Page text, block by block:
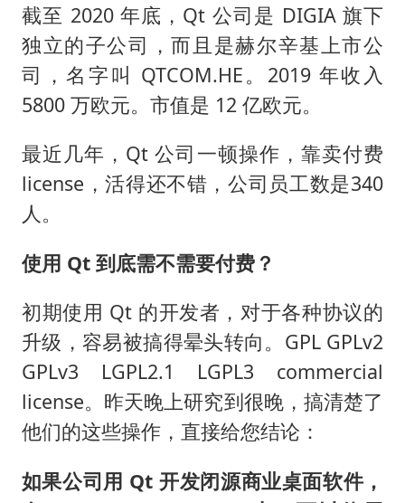
截至 2020 年底，Qt 公司是 DIGIA 旗下
独立的子公司，而且是赫尔辛基上市公
司，名字叫 QTCOM.HE。2019 年收入
5800 万欧元。市值是 12 亿欧元。
最近几年，Qt 公司一顿操作，靠卖付费
license，活得还不错，公司员工数是340
人。
使用 Qt 到底需不需要付费？
初期使用 Qt 的开发者，对于各种协议的
升级，容易被搞得晕头转向。GPL GPLv2
GPLv3 LGPL2.1 LGPL3 commercial
license。昨天晚上研究到很晚，搞清楚了
他们的这些操作，直接给您结论：
如果公司用 Qt 开发闭源商业桌面软件，